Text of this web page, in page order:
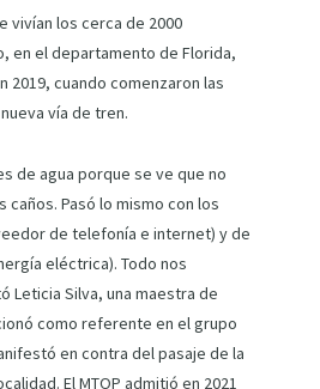
vivían los cerca de 2000
en el departamento de Florida,
2019, cuando comenzaron las
vía de tren.
de agua porque se ve que no
caños. Pasó lo mismo con los
de telefonía e internet) y de
eléctrica). Todo nos
Leticia Silva, una maestra de
como referente en el grupo
en contra del pasaje de la
El MTOP admitió en 2021